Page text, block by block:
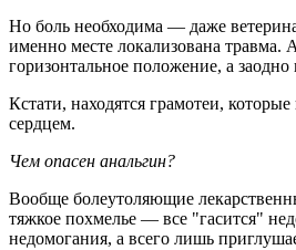
Но боль необходима — даже
именно месте локализована травма.
горизонтальное положение, а
Кстати, находятся грамотеи,
сердцем.
Чем опасен анальгин?
Вообще болеутоляющие
тяжкое похмелье — все "гасится"
недомогания, а всего лишь